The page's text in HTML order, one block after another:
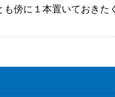
傍に１本置いておきた